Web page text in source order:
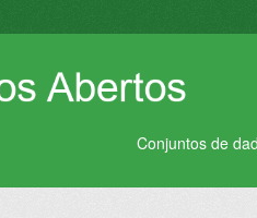
Conjuntos de